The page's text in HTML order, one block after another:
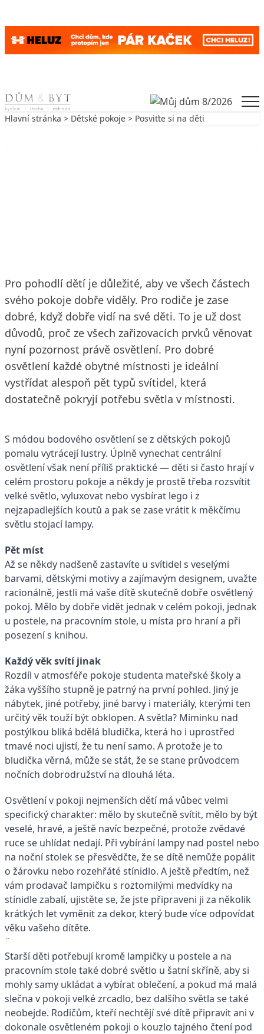
Skip to content
Hlavní stránka > Dětské pokoje > Posviťte si na děti
Pro pohodlí dětí je důležité, aby ve všech částech
svého pokoje dobře viděly. Pro rodiče je zase
dobré, když dobře vidí na své děti. To je už dost
důvodů, proč ze všech zařizovacích prvků věnovat
nyní pozornost právě osvětlení. Pro dobré
osvětlení každé obytné místnosti je ideální
vystřídat alespoň pět typů svítidel, která
dostatečně pokryjí potřebu světla v místnosti.
S módou bodového osvětlení se z dětských pokojů
pomalu vytrácejí lustry. Úplně vynechat centrální
osvětlení však není příliš praktické — děti si často hrají v
celém prostoru pokoje a někdy je prostě třeba rozsvítit
velké světlo, vyluxovat nebo vysbírat lego i z
nejzapadlejších koutů a pak se zase vrátit k měkčímu
světlu stojací lampy.
Pět míst
Až se někdy nadšeně zastavíte u svítidel s veselými
barvami, dětskými motivy a zajímavým designem, uvažte
racionálně, jestli má vaše dítě skutečně dobře osvětlený
pokoj. Mělo by dobře vidět jednak v celém pokoji, jednak
u postele, na pracovním stole, u místa pro hraní a při
posezení s knihou.
Každý věk svítí jinak
Rozdíl v atmosféře pokoje studenta mateřské školy a
žáka vyššího stupně je patrný na první pohled. Jiný je
nábytek, jiné potřeby, jiné barvy i materiály, kterými ten
určitý věk touží být obklopen. A světla? Miminku nad
postýlkou bliká bdělá bludička, která ho i uprostřed
tmavé noci ujistí, že tu není samo. A protože je to
bludička věrná, může se stát, že se stane průvodcem
nočních dobrodružství na dlouhá léta.
Osvětlení v pokoji nejmenších dětí má vůbec velmi
specifický charakter: mělo by skutečně svítit, mělo by být
veselé, hravé, a ještě navíc bezpečné, protože zvědavé
ruce se uhlídat nedají. Při vybírání lampy nad postel nebo
na noční stolek se přesvědčte, že se dítě nemůže popálit
o žárovku nebo rozehřáté stínidlo. A ještě předtím, než
vám prodavač lampičku s roztomilými medvídky na
stínidle zabalí, ujistěte se, že jste připraveni ji za několik
krátkých let vyměnit za dekor, který bude více odpovídat
věku vašeho dítěte.
¨
Starší děti potřebují kromě lampičky u postele a na
pracovním stole také dobré světlo u šatní skříně, aby si
mohly samy ukládat a vybírat oblečení, a pokud má malá
slečna v pokoji velké zrcadlo, bez dalšího světla se také
neobejde. Rodičům, kteří nechtějí své dítě připravit ani v
dokonale osvětleném pokoji o kouzlo tajného čtení pod